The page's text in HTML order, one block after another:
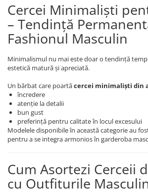
Cercei Minimaliști
– Tendință
Fashionul Masculin
Minimalismul nu mai este doar o tendință
estetică matură și apreciată.
Un bărbat care poartăcercei minimaliști din
încredere
atenție la detalii
bun gust
preferință pentru calitate în locul excesului
Modelele disponibile în această categorie au
pentru a se integra armonios în garderoba
Cum Asortezi Cerceii
cu Outfiturile